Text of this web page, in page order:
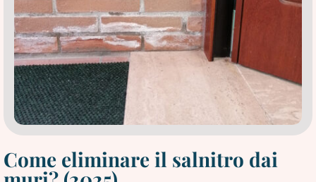
Come eliminare il salnitro dai